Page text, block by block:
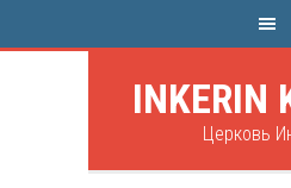
INKERIN
Церковь